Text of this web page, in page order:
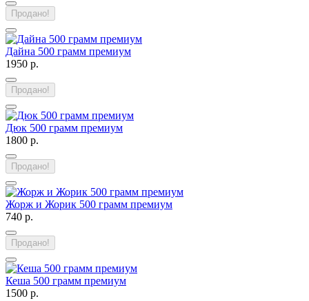
Продано!
Дайна 500 грамм премиум
1950 р.
Продано!
Дюк 500 грамм премиум
1800 р.
Продано!
Жорж и Жорик 500 грамм премиум
740 р.
Продано!
Кеша 500 грамм премиум
1500 р.